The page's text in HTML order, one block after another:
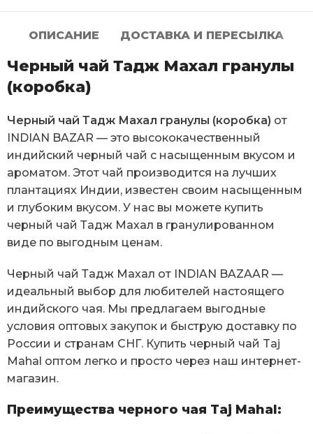
ОПИСАНИЕ ДОСТАВКА И ПЕРЕСЫЛКА
Черный чай Тадж Махал гранулы
(коробка)
Черный чай Тадж Махал гранулы (коробка) от
INDIAN BAZAR — это высококачественный
индийский черный чай с насыщенным вкусом и
ароматом. Этот чай производится на лучших
плантациях Индии, известен своим насыщенным
и глубоким вкусом. У нас вы можете купить
черный чай Тадж Махал в гранулированном
виде по выгодным ценам.
Черный чай Тадж Махал от INDIAN BAZAAR —
идеальный выбор для любителей настоящего
индийского чая. Мы предлагаем выгодные
условия оптовых закупок и быструю доставку по
России и странам СНГ. Купить черный чай Taj
Mahal оптом легко и просто через наш интернет-
магазин.
Преимущества черного чая Taj Mahal: